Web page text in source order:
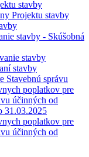
stavby
Projektu stavby
stavby - Skúšobná
stavby
stavby
Stavebnú správu
poplatkov pre
účinných od
31.03.2025
poplatkov pre
účinných od